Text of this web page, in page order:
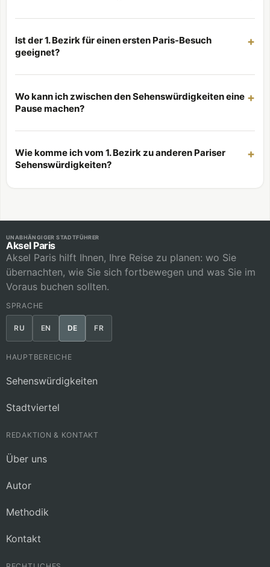
Ist der 1. Bezirk für einen ersten Paris-Besuch
geeignet?
Wo kann ich zwischen den Sehenswürdigkeiten eine
Pause machen?
Wie komme ich vom 1. Bezirk zu anderen Pariser
Sehenswürdigkeiten?
UNABHÄNGIGER STADTFÜHRER
Aksel Paris
Aksel Paris hilft Ihnen, Ihre Reise zu planen: wo Sie
übernachten, wie Sie sich fortbewegen und was Sie im
Voraus buchen sollten.
SPRACHE
RU EN DE FR
HAUPTBEREICHE
Sehenswürdigkeiten
Stadtviertel
REDAKTION & KONTAKT
Über uns
Autor
Methodik
Kontakt